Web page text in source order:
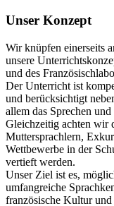
Unser Konzept
Wir knüpfen einerseits
unsere
und des
Der Unterricht ist
und berücksichtigt
allem das Sprechen
Gleichzeitig achten wir
Muttersprachlern,
Wettbewerbe in der
vertieft werden.
Unser Ziel ist es,
umfangreiche
französische Kultur